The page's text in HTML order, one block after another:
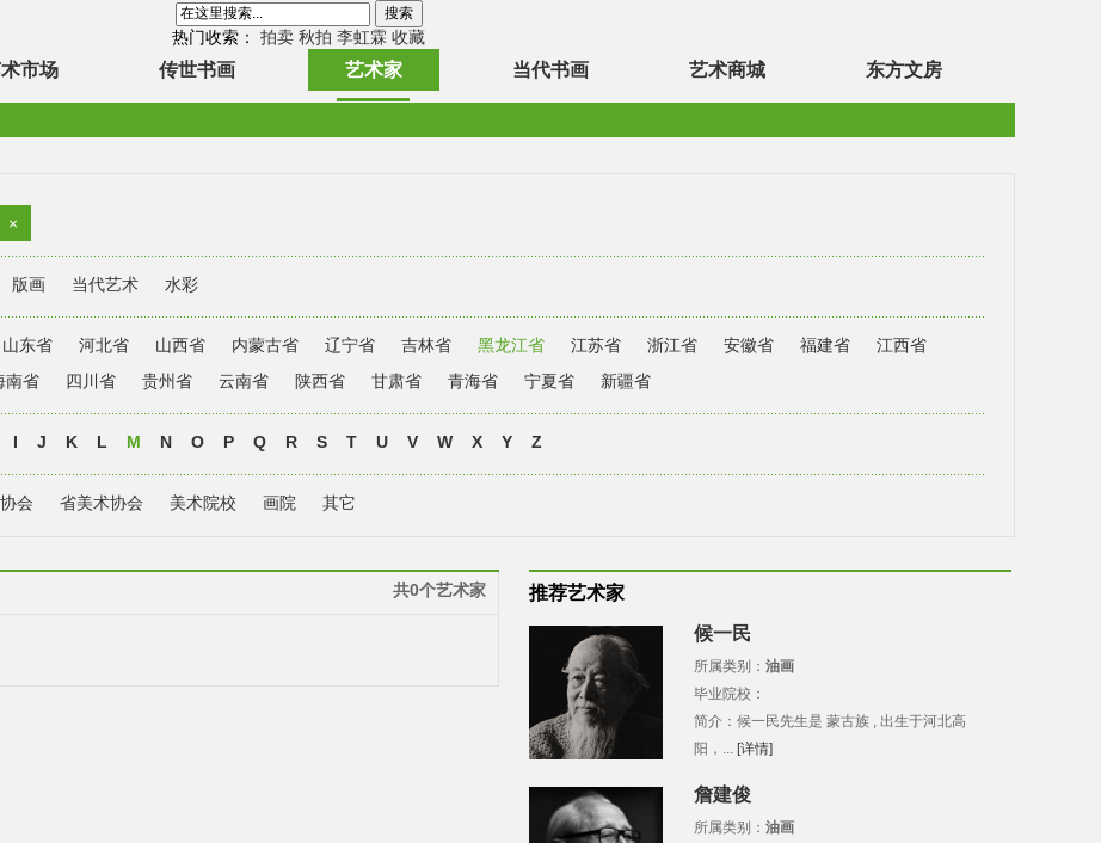
热门收索： 拍卖 秋拍 李虹霖 收藏
市场 传世书画 艺术家 当代书画 艺术商城 东方文房
×
版画 当代艺术 水彩
山东省 河北省 山西省 内蒙古省 辽宁省 吉林省 黑龙江省 江苏省 浙江省 安徽省 福建省
江西省
南省 四川省 贵州省 云南省 陕西省 甘肃省 青海省 宁夏省 新疆省
I J K L M N O P Q R S T U V W X Y Z
会 省美术协会 美术院校 画院 其它
共0个艺术家 推荐艺术家
候一民
所属类别： 油画
毕业院校：
简介：候一民先生是 蒙古族 , 出生于河北高
阳，... [详情]
詹建俊
所属类别： 油画